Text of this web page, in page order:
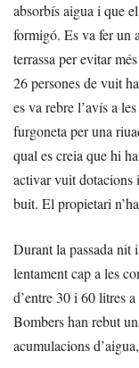
absorbís aigua i que
formigó. Es va fer un
terrassa per evitar
26 persones de vuit
es va rebre l’avís a
furgoneta per una
qual es creia que hi
activar vuit dotacions
buit. El propietari
Durant la passada nit
lentament cap a les
d’entre 30 i 60 litres
Bombers han rebut
acumulacions